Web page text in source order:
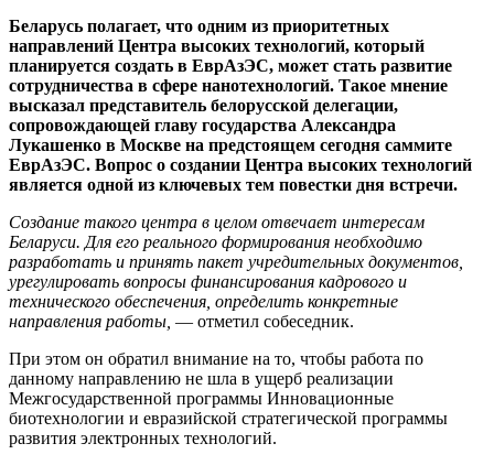
Беларусь полагает, что одним из приоритетных
направлений Центра высоких технологий, который
планируется создать в ЕврАзЭС, может стать развитие
сотрудничества в сфере нанотехнологий. Такое мнение
высказал представитель белорусской делегации,
сопровождающей главу государства Александра
Лукашенко в Москве на предстоящем сегодня саммите
ЕврАзЭС. Вопрос о создании Центра высоких технологий
является одной из ключевых тем повестки дня встречи.
Создание такого центра в целом отвечает интересам
Беларуси. Для его реального формирования необходимо
разработать и принять пакет учредительных документов,
урегулировать вопросы финансирования кадрового и
технического обеспечения, определить конкретные
направления работы, — отметил собеседник.
При этом он обратил внимание на то, чтобы работа по
данному направлению не шла в ущерб реализации
Межгосударственной программы Инновационные
биотехнологии и евразийской стратегической программы
развития электронных технологий.